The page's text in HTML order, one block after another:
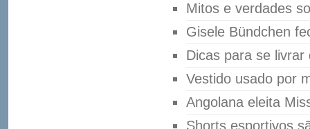
Mitos e verdades
Gisele Bündchen
Dicas para se livrar
Vestido usado por
Angolana eleita
Shorts esportivos